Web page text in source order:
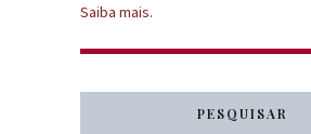
Saiba mais.
PESQUISAR